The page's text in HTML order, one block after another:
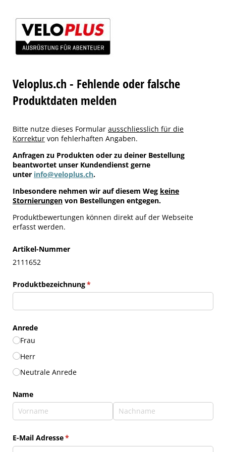
Veloplus.ch - Fehlende oder falsche
Produktdaten melden
Bitte nutze dieses Formular ausschliesslich für die
Korrektur von fehlerhaften Angaben.
Anfragen zu Produkten oder zu deiner Bestellung
beantwortet unser Kundendienst gerne
unter info@veloplus.ch.
Inbesondere nehmen wir auf diesem Weg keine
Stornierungen von Bestellungen entgegen.
Produktbewertungen können direkt auf der Webseite
erfasst werden.
Artikel-Nummer
2111652
Produktbezeichnung*
(erforderlich)
Anrede
Frau
Herr
Neutrale Anrede
Name
E-Mail Adresse*
(erforderlich)